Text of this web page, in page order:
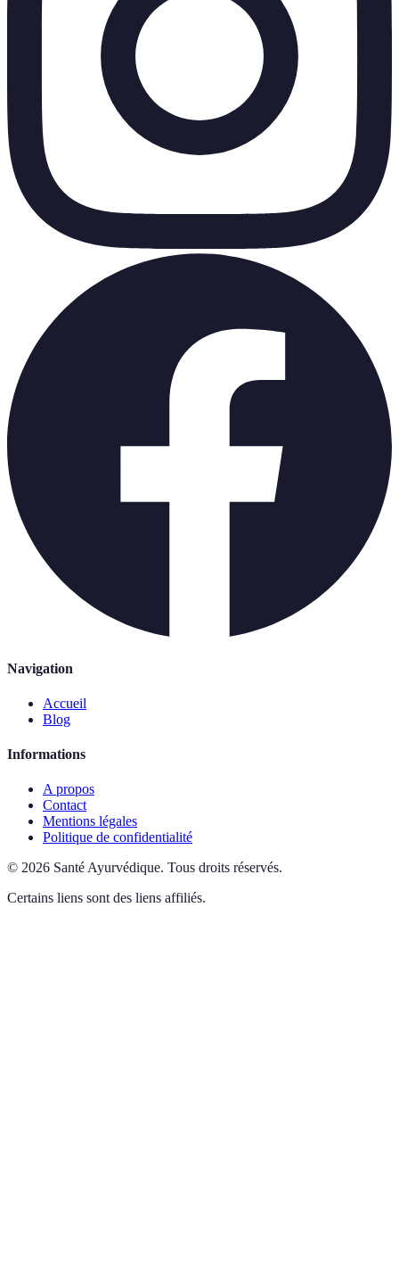
Navigation
Accueil
Blog
Informations
A propos
Contact
Mentions légales
Politique de confidentialité
© 2026 Santé Ayurvédique. Tous droits réservés.
Certains liens sont des liens affiliés.